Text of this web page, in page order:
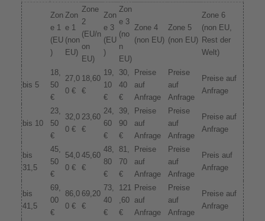
Zon
e 1
(EU
)
Zon
e 1
(non
EU)
Zone
2
(EU/n
on
EU)
Zon
e 3
(EU
)
Zon
e 3
(no
n
EU)
Zone 4
(non EU)
Zone 5
(non EU)
Zone 6
(non EU,
Rest der
Welt)
bis 5
18,
50
€
27,0
0 €
18,60
€
19,
10
€
30,
40
€
Preise
auf
Anfrage
Preise
auf
Anfrage
Preise auf
Anfrage
bis 10
23,
50
€
32,0
0 €
23,60
€
24,
60
€
39,
90
€
Preise
auf
Anfrage
Preise
auf
Anfrage
Preise auf
Anfrage
bis
31,5
45,
50
€
54,0
0 €
45,60
€
48,
80
€
81,
70
€
Preise
auf
Anfrage
Preise
auf
Anfrage
Preis auf
Anfrage
bis
41,5
69,
00
€
86,0
0 €
69,20
€
73,
40
€
121
,60
€
Preise
auf
Anfrage
Preise
auf
Anfrage
Preise auf
Anfrage